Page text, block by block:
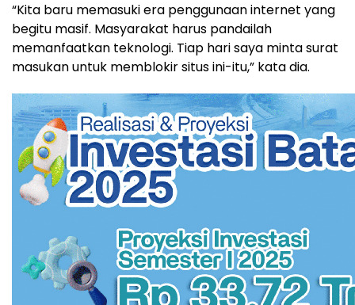
“Kita baru memasuki era penggunaan internet yang
begitu masif. Masyarakat harus pandailah
memanfaatkan teknologi. Tiap hari saya minta surat
masukan untuk memblokir situs ini-itu,” kata dia.